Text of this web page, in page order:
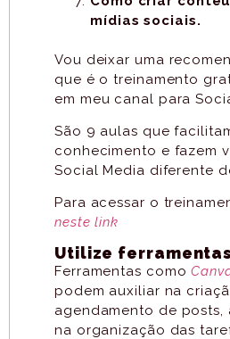
mídias sociais.
Vou deixar uma
que é o treinamento
em meu canal para
São 9 aulas que
conhecimento e fazem
Social Media diferente
Para acessar o
neste link
Utilize
Ferramentas como
podem auxiliar na
agendamento de posts,
na organização das